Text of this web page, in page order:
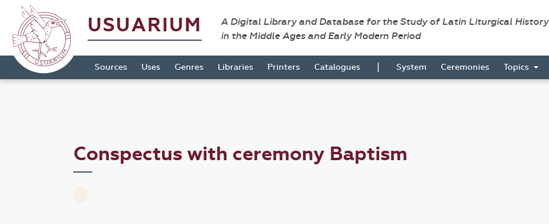
USUARIUM
A Digital Library and Database for the Study of Latin Liturgical History
in the Middle Ages and Early Modern Period
Sources Uses Genres Libraries Printers Catalogues | System Ceremonies Topics
Conspectus with ceremony Baptism